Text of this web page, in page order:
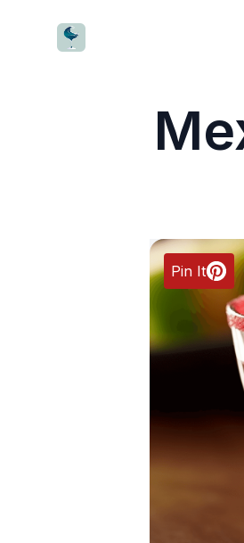
CocktailWave
Pin It